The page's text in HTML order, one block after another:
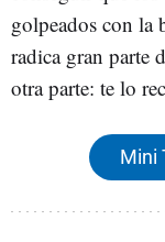
golpeados con la
radica gran parte
otra parte: te lo
Mini